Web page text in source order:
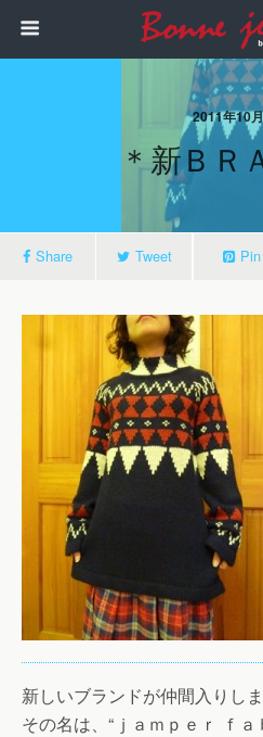
2011年10
＊新ＢＲ
Share Tweet Pin
新しいブランドが仲間入りし
その名は、“ｊａｍｐｅｒ ｆａ